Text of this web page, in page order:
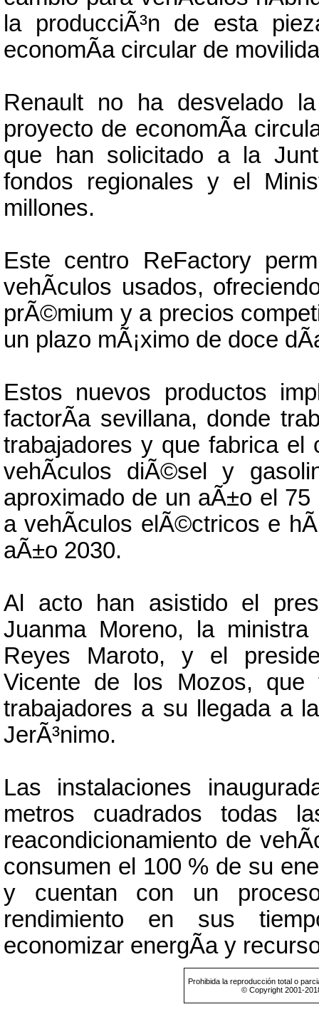
la producciÃ³n de esta
economÃ­a circular de
Renault no ha desvelado
proyecto de economÃ­a
que han solicitado a la
fondos regionales y el
millones.
Este centro ReFactory
vehÃ­culos usados,
prÃ©mium y a precios
un plazo mÃ¡ximo de doce
Estos nuevos productos
factorÃ­a sevillana, donde
trabajadores y que fabrica el
vehÃ­culos diÃ©sel y
aproximado de un aÃ±o el
a vehÃ­culos elÃ©ctricos e
aÃ±o 2030.
Al acto han asistido el
Juanma Moreno, la
Reyes Maroto, y el
Vicente de los Mozos,
trabajadores a su llegada a
JerÃ³nimo.
Las instalaciones
metros cuadrados todas
reacondicionamiento de
consumen el 100 % de su
y cuentan con un
rendimiento en sus
economizar energÃ­a y
Prohibida la reproducción total o
© Copyright 2001-